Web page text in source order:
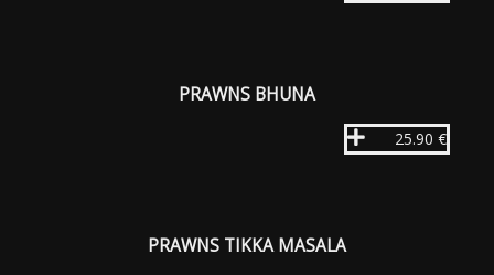
PRAWNS BHUNA
25.90 €
PRAWNS TIKKA MASALA